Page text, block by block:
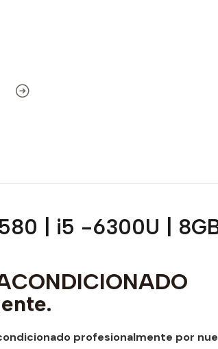
| i5 -6300U | 8GB
profesionalmente por